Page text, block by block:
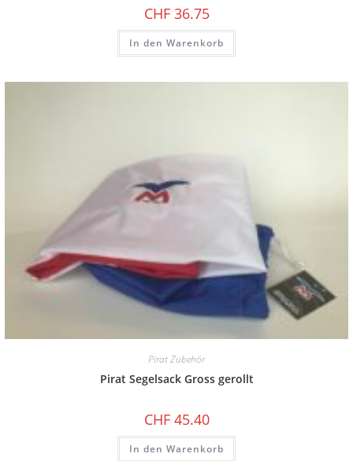
CHF36.75
In den Warenkorb
Pirat Zubehör
Pirat Segelsack Gross gerollt
CHF45.40
In den Warenkorb